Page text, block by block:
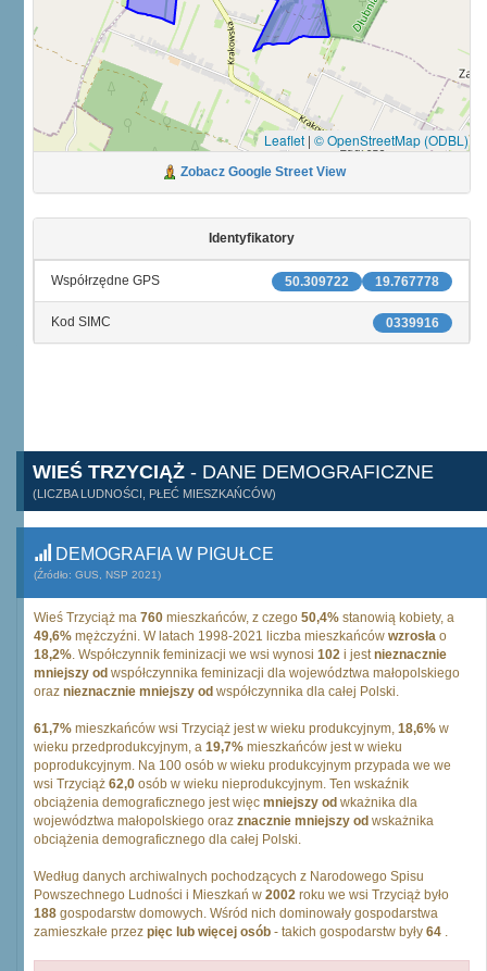
Leaflet | © OpenStreetMap (ODBL)
Zobacz Google Street View
Identyfikatory
19.767778
50.309722
Współrzędne GPS
0339916
Kod SIMC
WIEŚ TRZYCIĄŻ - DANE DEMOGRAFICZNE
(LICZBA LUDNOŚCI, PŁEĆ MIESZKAŃCÓW)
DEMOGRAFIA W PIGUŁCE
(Źródło: GUS, NSP 2021)
Wieś Trzyciąż ma 760 mieszkańców, z czego 50,4% stanowią kobiety, a
49,6% mężczyźni. W latach 1998-2021 liczba mieszkańców wzrosła o
18,2%. Współczynnik feminizacji we wsi wynosi 102 i jestnieznacznie
mniejszy od współczynnika feminizacji dla województwa małopolskiego
oraz nieznacznie mniejszy od współczynnika dla całej Polski.
61,7% mieszkańców wsi Trzyciąż jest w wieku produkcyjnym, 18,6% w
wieku przedprodukcyjnym, a 19,7% mieszkańców jest w wieku
poprodukcyjnym. Na 100 osób w wieku produkcyjnym przypada we we
wsi Trzyciąż 62,0 osób w wieku nieprodukcyjnym. Ten wskaźnik
obciążenia demograficznego jest więc mniejszy od wkażnika dla
województwa małopolskiego oraz znacznie mniejszy od wskażnika
obciążenia demograficznego dla całej Polski.
Według danych archiwalnych pochodzących z Narodowego Spisu
Powszechnego Ludności i Mieszkań w 2002 roku we wsi Trzyciąż było
188 gospodarstw domowych. Wśród nich dominowały gospodarstwa
zamieszkałe przez pięc lub więcej osób - takich gospodarstw były 64 .